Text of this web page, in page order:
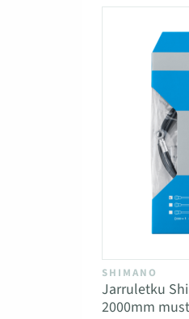
SHIMANO
Jarruletku
2000mm